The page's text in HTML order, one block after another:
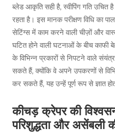
ब्लेड आकृति सही है, स्वीपिंग गति उचित
रहता है। इस मानक परीक्षण विधि का
सेटिंग्स में काम करने वाली चीज़ों और
घटित होने वाली घटनाओं के बीच काफी
के विभिन्न प्रकारों से निपटने वाले
सकते हैं, क्योंकि वे अपने उपकरणों से
कर सकते हैं, यह उन्हें पूर्ण रूप से ज्ञात
कीचड़ क्रेपर की
परिशुद्धता और असेंबली